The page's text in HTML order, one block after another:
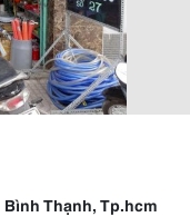
Thạnh, Tp.hcm